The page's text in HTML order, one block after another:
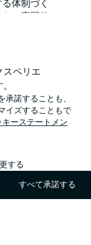
体制づく
。専門的
浅木、鈴
けるデー
ータセン
ック
」
要拡大に伴
開発が活発
から首都
センター
海道や九
発計画も
不動産市
。
スペリエ
諾することも、
イズすることもで
キーステートメン
する
すべて承諾する